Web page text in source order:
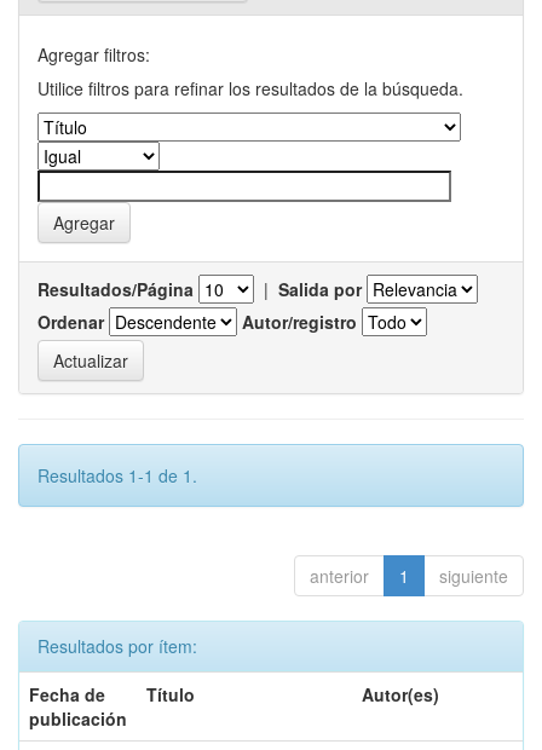
Agregar filtros:
Utilice filtros para refinar los resultados de la búsqueda.
Resultados/Página | Salida por
Ordenar
Autor/registro
Resultados 1-1 de 1.
anterior 1 siguiente
Resultados por ítem:
Fecha de
publicación
Título Autor(es)